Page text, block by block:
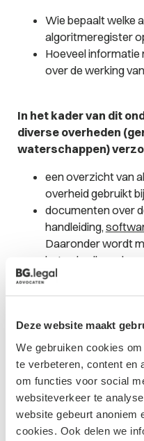
Deze website maakt
We gebruiken cookies
te verbeteren, content en
om functies voor social
websiteverkeer te
website gebeurt anoniem
cookies. Ook delen we
Wie bepaalt welke
algoritmeregister
Hoeveel informatie
over de werking
In het kader van dit
diverse overheden
waterschappen)
een overzicht van
overheid gebruikt
documenten over
handleiding,
Daaronder wordt
het gebruik en de
modellen;
informatie en
indien het
van of beslissingen
Nadat wij deze
deze analyseren en
delen. Wanneer je meer
onderzoek naar het